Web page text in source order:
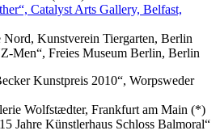
Catalyst Arts Gallery, Belfast,
Nord, Kunstverein Tiergarten, Berlin
Men“, Freies Museum Berlin, Berlin
Kunstpreis 2010“, Worpsweder
Wolfstædter, Frankfurt am Main (*)
Jahre Künstlerhaus Schloss Balmoral“